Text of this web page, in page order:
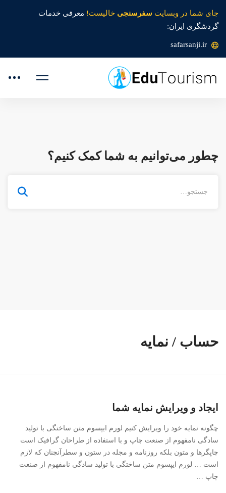
جای شما در وبسایت سفرسنجی خالیست! معرفی خدمات
گردشگری ایران:
safarsanji.ir
چطور می‌توانیم به شما کمک کنیم؟
حساب / نمایه
ایجاد و ویرایش نمایه شما
چگونه نمایه خود را ویرایش کنیم لورم ایپسوم متن ساختگی با تولید
سادگی نامفهوم از صنعت چاپ و با استفاده از طراحان گرافیک است
چاپگرها و متون بلکه روزنامه و مجله در ستون و سطرآنچنان که لازم
است … لورم ایپسوم متن ساختگی با تولید سادگی نامفهوم از صنعت
چاپ …